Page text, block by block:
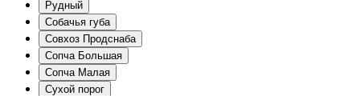
Рудный
Собачья губа
Совхоз Продснаба
Сопча Большая
Сопча Малая
Сухой порог